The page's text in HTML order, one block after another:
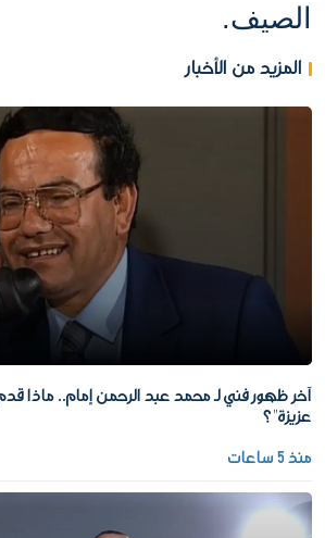
الصيف.
المزيد من الأخبار
آخر ظهور فني لـ محمد عبد الرحمن إمام.. ماذا
عزيزة"؟
منذ 5 ساعات